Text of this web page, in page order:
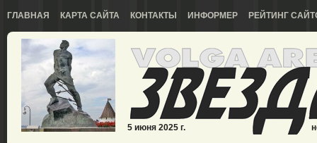
ГЛАВНАЯ КАРТА САЙТА КОНТАКТЫ ИНФОРМЕР РЕЙТИНГ
5 июня 2025 г.